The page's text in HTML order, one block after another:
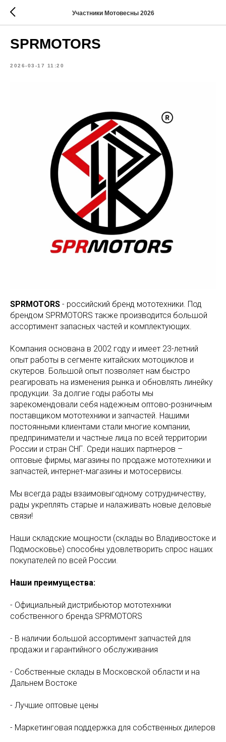
Участники Мотовесны 2026
SPRMOTORS
2026-03-17 11:20
SPRMOTORS - российский бренд мототехники. Под
брендом SPRMOTORS также производится большой
ассортимент запасных частей и комплектующих.
Компания основана в 2002 году и имеет 23-летний
опыт работы в сегменте китайских мотоциклов и
скутеров. Большой опыт позволяет нам быстро
реагировать на изменения рынка и обновлять линейку
продукции. За долгие годы работы мы
зарекомендовали себя надежным оптово-розничным
поставщиком мототехники и запчастей. Нашими
постоянными клиентами стали многие компании,
предприниматели и частные лица по всей территории
России и стран СНГ. Среди наших партнеров –
оптовые фирмы, магазины по продаже мототехники и
запчастей, интернет-магазины и мотосервисы.
Мы всегда рады взаимовыгодному сотрудничеству,
рады укреплять старые и налаживать новые деловые
связи!
Наши складские мощности (склады во Владивостоке и
Подмосковье) способны удовлетворить спрос наших
покупателей по всей России.
Наши преимущества:
- Официальный дистрибьютор мототехники
собственного бренда SPRMOTORS
- В наличии большой ассортимент запчастей для
продажи и гарантийного обслуживания
- Собственные склады в Московской области и на
Дальнем Востоке
- Лучшие оптовые цены
- Маркетинговая поддержка для собственных дилеров